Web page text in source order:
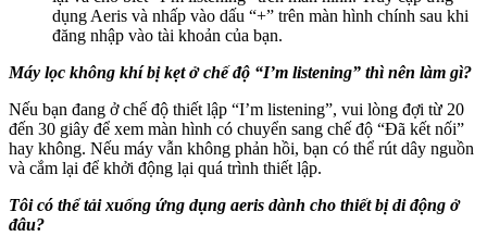
dụng Aeris và nhấp vào dấu “+” trên màn hình chính sau khi
đăng nhập vào tài khoản của bạn.
Máy lọc không khí bị kẹt ở chế độ “I’m listening” thì nên làm gì?
Nếu bạn đang ở chế độ thiết lập “I’m listening”, vui lòng đợi từ 20
đến 30 giây để xem màn hình có chuyển sang chế độ “Đã kết nối”
hay không. Nếu máy vẫn không phản hồi, bạn có thể rút dây nguồn
và cắm lại để khởi động lại quá trình thiết lập.
Tôi có thể tải xuống ứng dụng aeris dành cho thiết bị di động ở
đâu?